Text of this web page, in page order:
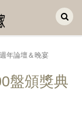
年論壇＆晚宴
盤頒獎典